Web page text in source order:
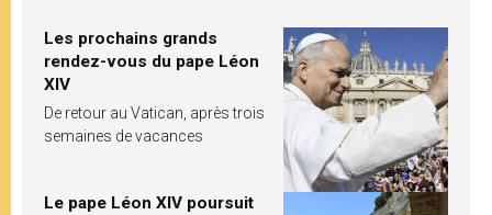
Les prochains grands
rendez-vous du pape Léon
XIV
De retour au Vatican, après trois
semaines de vacances
Le pape Léon XIV poursuit